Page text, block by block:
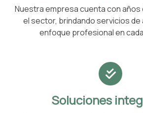
Nuestra empresa cuenta con años
el sector, brindando servicios de
enfoque profesional en
Soluciones